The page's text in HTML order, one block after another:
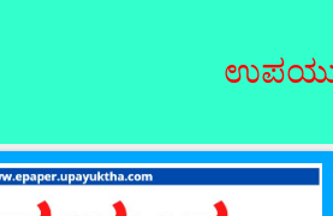
ಉಪಯುಕ್ತ ನ್ಯೂಸ್‌ನಲ್ಲಿ